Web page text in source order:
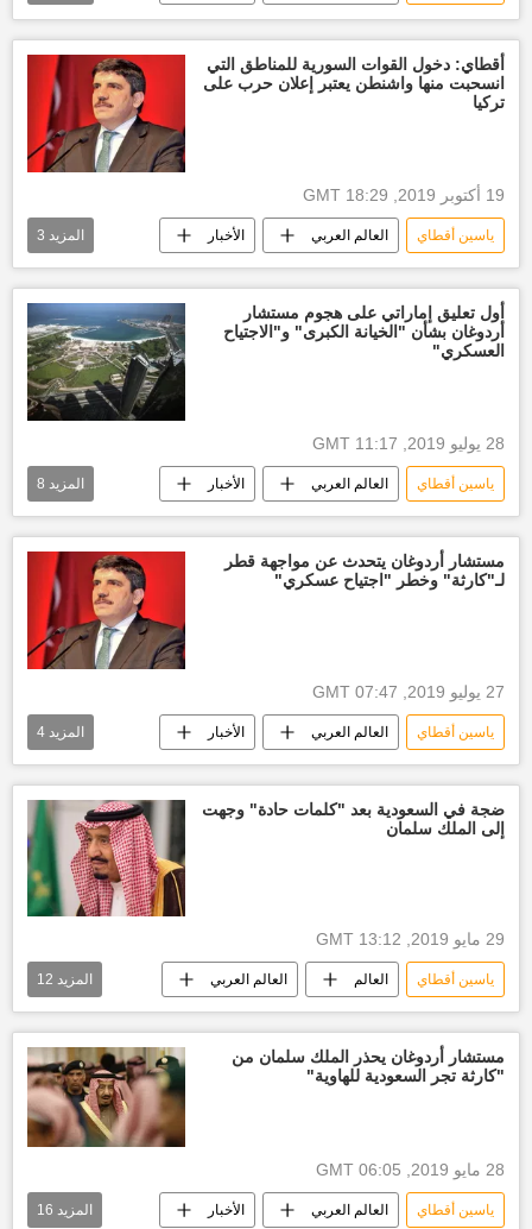
العالم الدولة العثمانية
أخبار الدولة العثمانية أخبار تركيا اليوم
رجب طيب أردوغان
أقطاي: دخول القوات السورية للمناطق التي
انسحبت منها واشنطن يعتبر إعلان حرب على
تركيا
19 أكتوبر 2019, 18:29 GMT
ياسين أقطاي العالم العربي الأخبار
مستشار القوات الكردية
رجب طيب أردوغان
المزيد 3
أول تعليق إماراتي على هجوم مستشار
أردوغان بشأن "الخيانة الكبرى" و"الاجتياح
العسكري"
28 يوليو 2019, 11:17 GMT
ياسين أقطاي العالم العربي الأخبار
أخبار السعودية اليوم أنور قرقاش
إسرائيل أخبار قطر اليوم أزمة قطر
أخبار الإمارات العربية المتحدة
المزيد 8
مستشار أردوغان يتحدث عن مواجهة قطر
لـ"كارثة" وخطر "اجتياح عسكري"
27 يوليو 2019, 07:47 GMT
ياسين أقطاي العالم العربي الأخبار
العالم أخبار قطر اليوم
أخبار تركيا اليوم رجب طيب أردوغان
المزيد 4
ضجة في السعودية بعد "كلمات حادة" وجهت
إلى الملك سلمان
29 مايو 2019, 13:12 GMT
ياسين أقطاي العالم العالم العربي
الأخبار أخبار السعودية اليوم
جمال خاشقجي
الملك سلمان بن عبدالعزيز آل سعود
أخبار العالم الآن العلاقات السعودية التركية
المزيد 12
مستشار أردوغان يحذر الملك سلمان من
"كارثة تجر السعودية للهاوية"
28 مايو 2019, 06:05 GMT
ياسين أقطاي العالم العربي الأخبار المزيد 16